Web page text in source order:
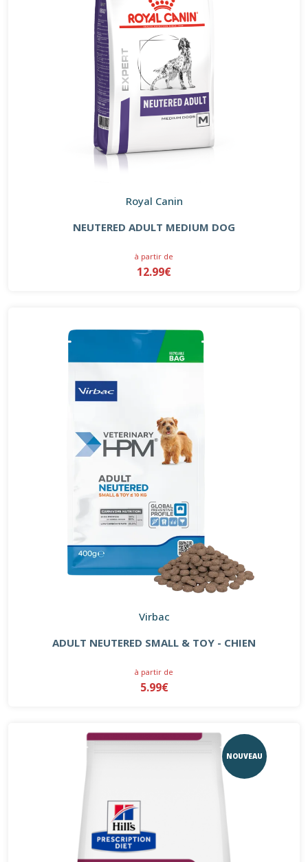
Royal Canin
NEUTERED ADULT MEDIUM DOG
à partir de
12.99€
Virbac
ADULT NEUTERED SMALL & TOY - CHIEN
à partir de
5.99€
NOUVEAU